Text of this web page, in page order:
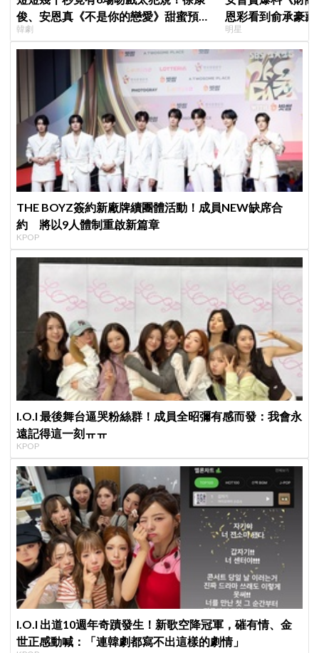
俊、安恩真《不是你的戀愛》甜蜜預告
公開，網友直呼：太期待了！
韓劇
恩彩看到俞承豪
普賢只是「搞笑男
明星
THE BOYZ簽約新廠牌續團體活動！成員NEW缺席合
約 將以9人體制重啟新篇章
KPOP
I.O.I 最後舞台逼哭粉絲群！成員全昭彌有感而發：我會永
遠記得這一刻ㅠㅠ
KPOP
I.O.I 出道10週年奇蹟發生！新歌空降冠軍，磪有情、金
世正感動喊：「連韓劇都寫不出這樣的劇情」